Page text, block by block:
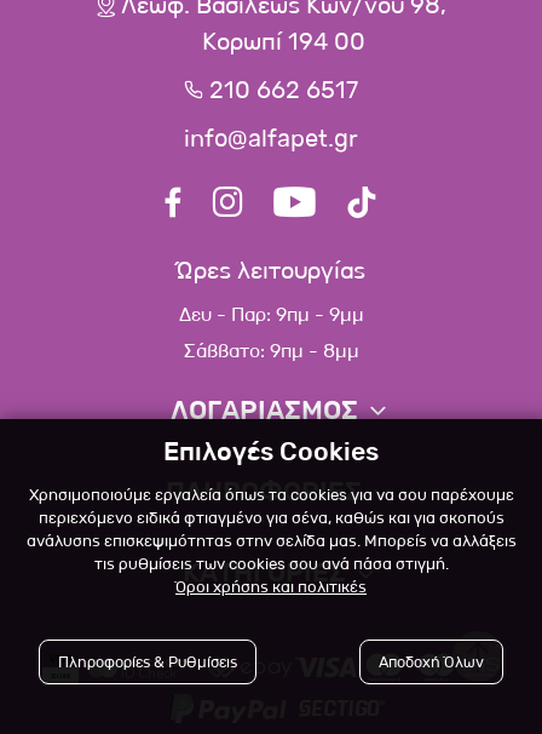
Λεωφ. Βασιλέως Κων/νου 98,
Κορωπί 194 00
210 662 6517
info@alfapet.gr
Ώρες λειτουργίας
Δευ - Παρ: 9πμ - 9μμ
Σάββατο: 9πμ - 8μμ
ΛΟΓΑΡΙΑΣΜΟΣ
Πληροφορίες λογαριασμού
Λίστα αγαπημένων
Πολιτική επιστροφών
ΠΛΗΡΟΦΟΡΙΕΣ
Σχετικά
Επικοινωνία
Blog
Όροι Χρήσης
ΚΑΤΗΓΟΡΙΕΣ
Επιλογές Cookies
Χρησιμοποιούμε εργαλεία όπως τα cookies για να σου παρέχουμε
περιεχόμενο ειδικά φτιαγμένο για σένα, καθώς και για σκοπούς
ανάλυσης επισκεψιμότητας στην σελίδα μας. Μπορείς να αλλάξεις
τις ρυθμίσεις των cookies σου ανά πάσα στιγμή.
Όροι χρήσης και πολιτικές
Πληροφορίες & Ρυθμίσεις Αποδοχή Όλων